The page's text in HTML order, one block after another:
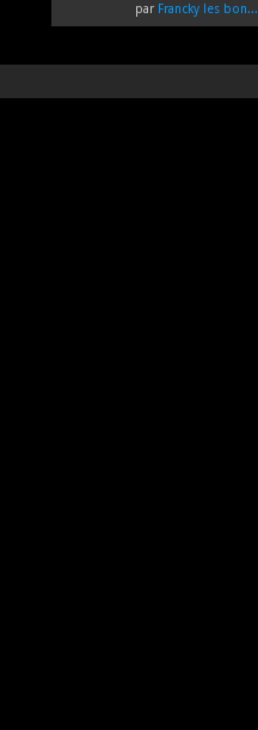
par Francky les bon...